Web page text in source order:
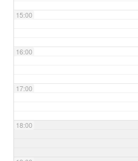
15:00
16:00
17:00
18:00